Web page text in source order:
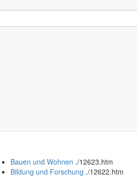
Bauen und Wohnen ./12623.htm
Bildung und Forschung ./12622.htm